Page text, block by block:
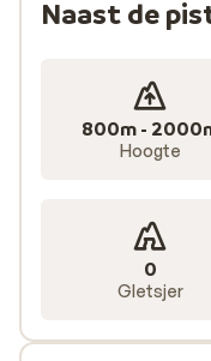
bovendien drie
geprepareerde
skipas genoemd.
Naast de
800m -
Hoogte
0
Gletsjer